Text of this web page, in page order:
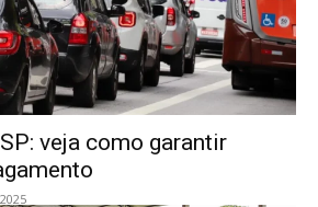
veja como garantir